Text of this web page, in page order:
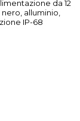
da 12
alluminio,
IP-68